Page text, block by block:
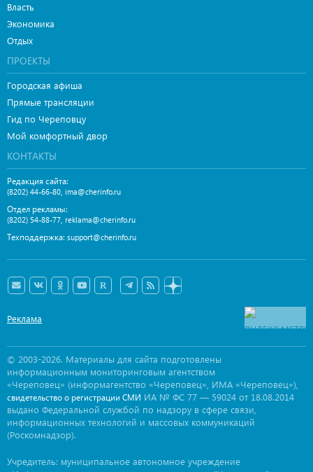
Власть
Экономика
Отдых
ПРОЕКТЫ
Городская афиша
Прямые трансляции
Гид по Череповцу
Мой комфортный двор
КОНТАКТЫ
Редакция сайта:
(8202) 44-66-80, ima@cherinfo.ru
Отдел рекламы:
(8202) 54-88-77, reklama@cherinfo.ru
Техподдержка: support@cherinfo.ru
Реклама
© 2003-2026. Материалы для сайта подготовлены
информационным мониторинговым агентством
«Череповец» (информагентство «Череповец», ИМА «Череповец»),
свидетельство о регистрации СМИ ИА № ФС 77 — 59024 от 18.08.2014
выдано Федеральной службой по надзору в сфере связи,
информационных технологий и массовых коммуникаций
(Роскомнадзор).
Учредитель: муниципальное автономное учреждение